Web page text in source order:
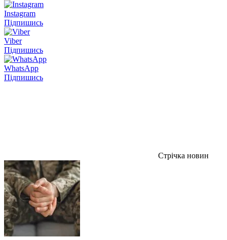
Instagram
Підпишись
Viber
Підпишись
WhatsApp
Підпишись
Стрічка новин